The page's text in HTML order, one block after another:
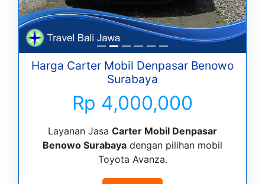
Harga Carter Mobil Denpasar Benowo
Surabaya
Rp 4,000,000
Layanan Jasa Carter Mobil Denpasar
Benowo Surabaya dengan pilihan mobil
Toyota Avanza.